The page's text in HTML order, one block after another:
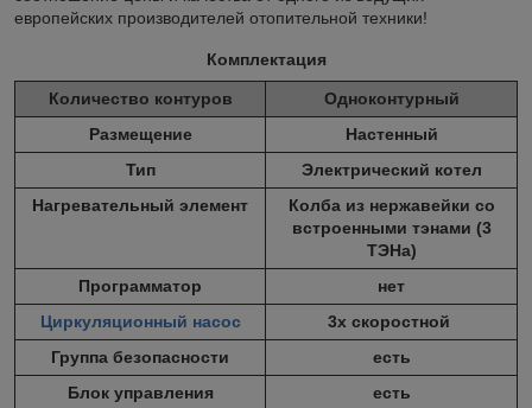
европейских производителей отопительной техники!
Комплектация
Количество контуров
Одноконтурный
Размещение
Настенный
Тип
Электрический котел
Нагревательный элемент
Колба из нержавейки со
встроенными тэнами (3
ТЭНа)
Программатор
нет
Циркуляционный насос
3х скоростной
Группа безопасности
есть
Блок управления
есть